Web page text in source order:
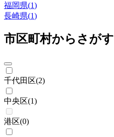
福岡県(1)
長崎県(1)
市区町村からさがす
千代田区(2)
中央区(1)
港区(0)